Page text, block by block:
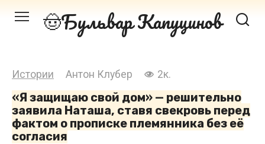
Перейти Бульвар Капуцинов
Истории Антон Клубер 2к.
«Я защищаю свой дом» — решительно
заявила Наташа, ставя свекровь перед
фактом о прописке племянника без её
согласия